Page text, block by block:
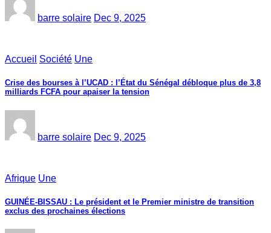
barre solaire Dec 9, 2025
Accueil Société Une
Crise des bourses à l’UCAD : l’État du Sénégal débloque plus de 3,8
milliards FCFA pour apaiser la tension
barre solaire Dec 9, 2025
Afrique Une
GUINÉE-BISSAU : Le président et le Premier ministre de transition
exclus des prochaines élections